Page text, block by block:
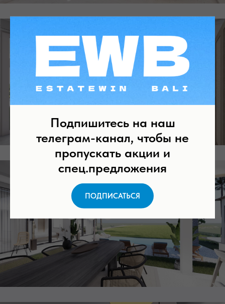
Подпишитесь на наш
телеграм-канал, чтобы не
пропускать акции и
спец.предложения
ПОДПИСАТЬСЯ